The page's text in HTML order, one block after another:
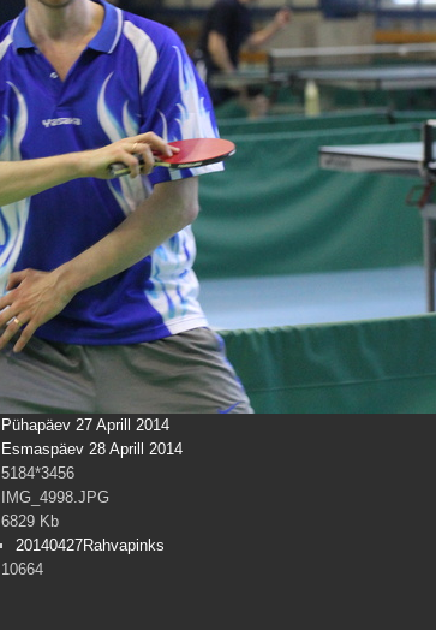
Pühapäev 27 Aprill 2014
Esmaspäev 28 Aprill 2014
5184*3456
IMG_4998.JPG
6829 Kb
20140427Rahvapinks
10664